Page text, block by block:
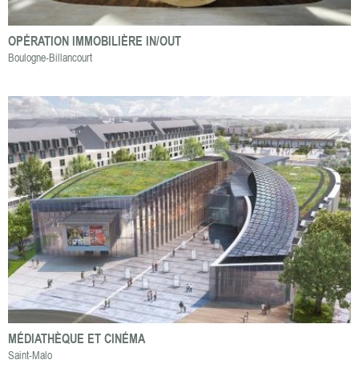
OPÉRATION IMMOBILIÈRE IN/OUT
Boulogne-Billancourt
MÉDIATHÈQUE ET CINÉMA
Saint-Malo